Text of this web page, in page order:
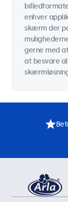
enhver
skærm der
gerne med
at besvare